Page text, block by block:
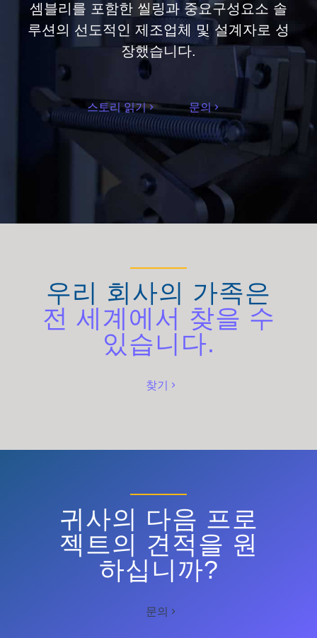
셈블리를 포함한 씰링과 중요구성요소 솔
루션의 선도적인 제조업체 및 설계자로 성
장했습니다.
스토리 읽기 문의
우리 회사의 가족은
전 세계에서 찾을 수
있습니다.
찾기
귀사의 다음 프로
젝트의 견적을 원
하십니까?
문의